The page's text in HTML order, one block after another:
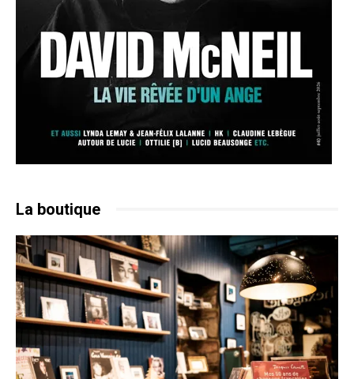
La boutique